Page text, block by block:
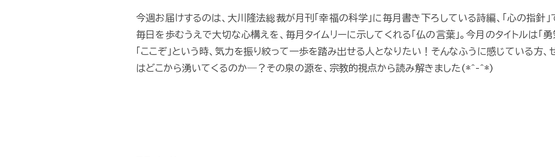
今週お届けするのは、大川隆法総裁が月刊「幸福の科学」に毎月書き下ろしている詩編、「心の指針」
毎日を歩むうえで大切な心構えを、毎月タイムリーに示してくれる「仏の言葉」。今月のタイトルは「
「ここぞ」という時、気力を振り絞って一歩を踏み出せる人となりたい！そんなふうに感じている方、
はどこから湧いてくるのか―？その泉の源を、宗教的視点から読み解きました(*^-^*)